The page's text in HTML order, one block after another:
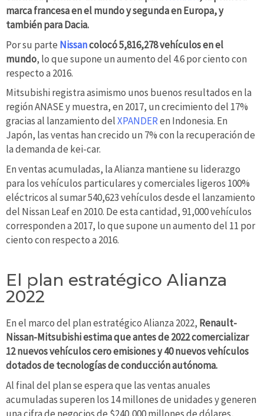
marca francesa en el mundo y segunda en Europa, y
también para Dacia.
Por su parte Nissancolocó 5,816,278 vehículos en el
mundo, lo que supone un aumento del 4.6 por ciento con
respecto a 2016.
Mitsubishi registra asimismo unos buenos resultados en la
región ANASE y muestra, en 2017, un crecimiento del 17%
gracias al lanzamiento delXPANDERen Indonesia. En
Japón, las ventas han crecido un 7% con la recuperación de
la demanda de kei-car.
En ventas acumuladas, la Alianza mantiene su liderazgo
para los vehículos particulares y comerciales ligeros 100%
eléctricos al sumar 540,623 vehículos desde el lanzamiento
del Nissan Leaf en 2010. De esta cantidad, 91,000 vehículos
corresponden a 2017, lo que supone un aumento del 11 por
ciento con respecto a 2016.
El plan estratégico Alianza
2022
En el marco del plan estratégico Alianza 2022, Renault-
Nissan-Mitsubishi estima que antes de 2022 comercializar
12 nuevos vehículos cero emisiones y 40 nuevos vehículos
dotados de tecnologías de conducción autónoma.
Al final del plan se espera que las ventas anuales
acumuladas superen los 14 millones de unidades y generen